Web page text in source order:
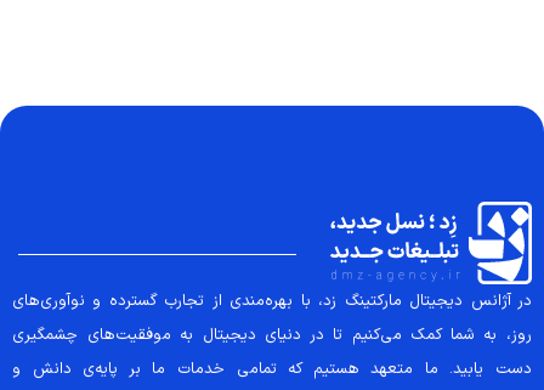
در آژانس دیجیتال مارکتینگ زد، با بهره‌مندی از تجارب گسترده و نوآوری‌های
روز، به شما کمک می‌کنیم تا در دنیای دیجیتال به موفقیت‌های چشمگیری
دست یابید. ما متعهد هستیم که تمامی خدمات ما بر پایه‌ی دانش و